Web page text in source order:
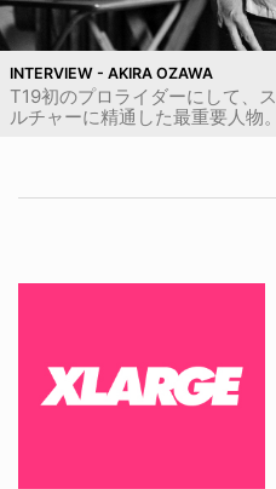
INTERVIEW - AKIRA OZAWA
T19初のプロライダーにして、
ルチャーに精通した最重要人物。